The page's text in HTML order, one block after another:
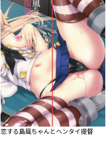
恋する島風ちゃんとヘンタイ提督